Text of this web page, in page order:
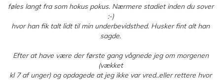
føles langt fra som hokus pokus. Nærmere stadiet inden du sover
:-)
hvor han fik talt lidt til min underbevidsthed. Husker fint alt han
sagde.
Efter at have være der første gang vågnede jeg om morgenen
(vækket
kl 7 af unger) og opdagede at jeg ikke var vred..eller rettere hvor